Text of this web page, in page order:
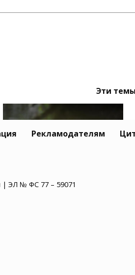
Эти
Рекламодателям
| ЭЛ № ФС 77 – 59071